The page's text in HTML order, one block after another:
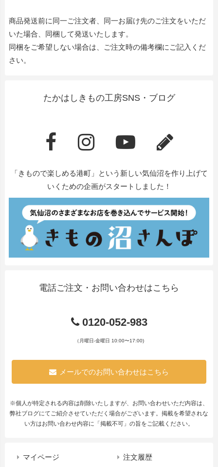
商品発送前に同一ご注文者、同一お届け先のご注文をいただ
いた場合、同梱して発送いたします。
同梱をご希望しない場合は、ご注文時の備考欄にご記入くだ
さい。
たかはしきもの工房SNS・ブログ
「きもので楽しめる港町」という新しい気仙沼を作り上げて
いくための企画がスタートしました！
電話ご注文・お問い合わせはこちら
0120-052-983
（月曜日-金曜日 10:00〜17:00)
メールでのお問い合わせはこちら
※個人が特定される内容は削除いたしますが、お問い合わせいただ内容は、
弊社ブログにてご紹介させていただく場合がございます。掲載を希望されな
い方はお問い合わせ内容に「掲載不可」の旨をご記載ください。
マイページ 注文履歴